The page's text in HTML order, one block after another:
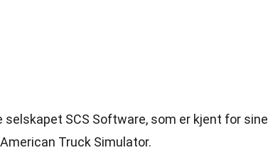
SCS Software, som er kjent for sine
Truck Simulator.